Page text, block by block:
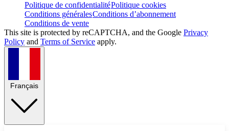
Politique de confidentialitéPolitique cookies
Conditions généralesConditions d’abonnement
Conditions de vente
This site is protected by reCAPTCHA, and the Google Privacy
Policy and Terms of Service apply.
Français